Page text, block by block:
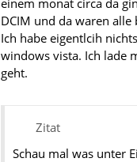
einem monat circa da
DCIM und da waren
Ich habe eigentlcih
windows vista. Ich lade
geht.
Zitat
Schau mal was unter